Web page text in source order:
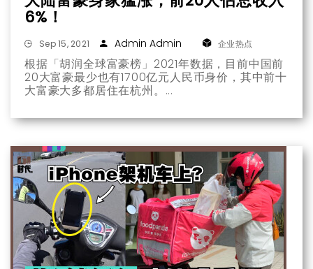
6%！
Sep 15, 2021 Admin Admin 企业热点
根据「胡润全球富豪榜」2021年数据，目前中国前
20大富豪最少也有1700亿元人民币身价，其中前十
大富豪大多都居住在杭州。